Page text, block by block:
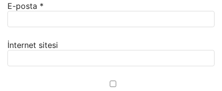
E-posta *
İnternet sitesi